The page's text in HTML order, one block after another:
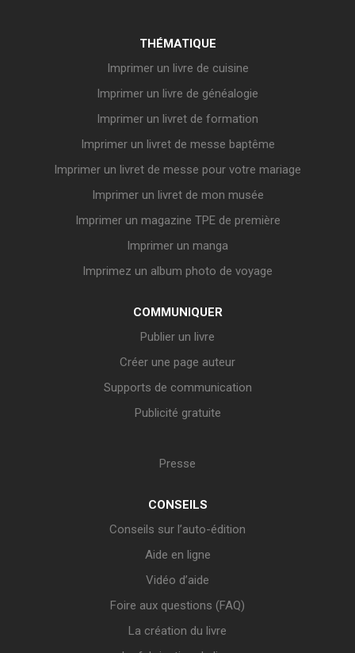
THÉMATIQUE
Imprimer un livre de cuisine
Imprimer un livre de généalogie
Imprimer un livret de formation
Imprimer un livret de messe baptême
Imprimer un livret de messe pour votre mariage
Imprimer un livret de mon musée
Imprimer un magazine TPE de première
Imprimer un manga
Imprimez un album photo de voyage
COMMUNIQUER
Publier un livre
Créer une page auteur
Supports de communication
Publicité gratuite
Presse
CONSEILS
Conseils sur l’auto-édition
Aide en ligne
Vidéo d’aide
Foire aux questions (FAQ)
La création du livre